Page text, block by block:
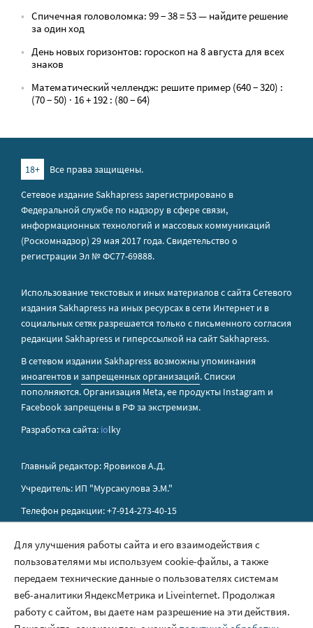
Спичечная головоломка: 99 − 38 = 53 — найдите решение
за один ход
День новых горизонтов: гороскоп на 8 августа для всех
знаков
Математический челлендж: решите пример (640 − 320) :
(70 − 50) · 16 + 192 : (80 − 64)
18+
Все права защищены.
Сетевое издание Sakhapress зарегистрировано в
Федеральной службе по надзору в сфере связи,
информационных технологий и массовых коммуникаций
(Роскомнадзор) 29 мая 2017 года. Свидетельство о
регистрации Эл № ФС77-69888.
Использование текстовых и иных материалов с сайта Сетевого
издания Sakhapress на иных ресурсах в сети Интернет и в
социальных сетях разрешается только с письменного согласия
редакции Sakhapress и гиперссылкой на сайт Sakhapress.
В сетевом издании Sakhapress возможны упоминания
иноагентов и запрещенных организаций. Списки
пополняются. Организация Metа, ее продукты Instagram и
Facebook запрещены в РФ за экстремизм.
Разработка сайта: iolky
Главный редактор: Яровиков А.Д.
Учредитель: ИП "Мурсакулова Э.М."
Телефон редакции: +7-914-273-40-15
Правила сайта
Политика обработки персональных данных
Размещение рекламы
Для улучшения работы сайта и его взаимодействия с
пользователями мы используем cookie-файлы, а также
передаем технические данные о пользователях системам
веб-аналитики ЯндексМетрика и Liveinternet. Продолжая
работу с сайтом, вы даете нам разрешение на эти действия.